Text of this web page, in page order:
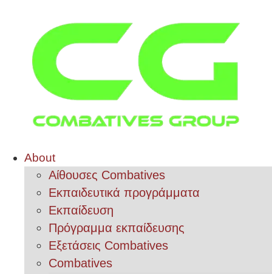
About
Αίθουσες Combatives
Εκπαιδευτικά προγράμματα
Εκπαίδευση
Πρόγραμμα εκπαίδευσης
Εξετάσεις Combatives
Combatives